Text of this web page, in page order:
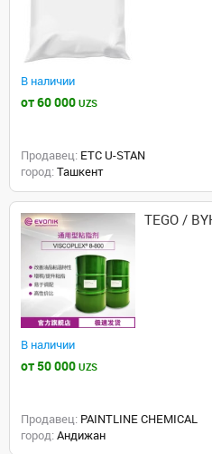
В наличии
от 60 000 UZS
Продавец: ETC U-STAN
город: Ташкент
TEGO /
В наличии
от 50 000 UZS
Продавец: PAINTLINE CHEMICAL
город: Андижан